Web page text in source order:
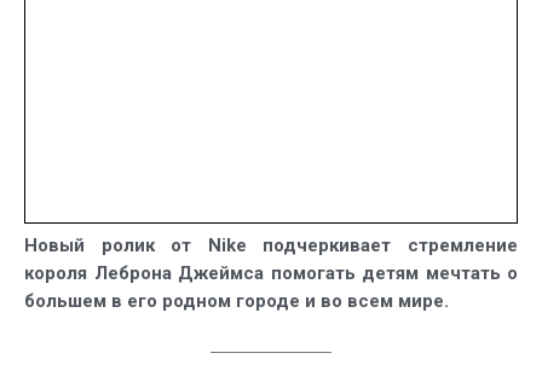
Новый ролик от Nike подчеркивает стремление
короля Леброна Джеймса помогать детям мечтать о
большем в его родном городе и во всем мире.